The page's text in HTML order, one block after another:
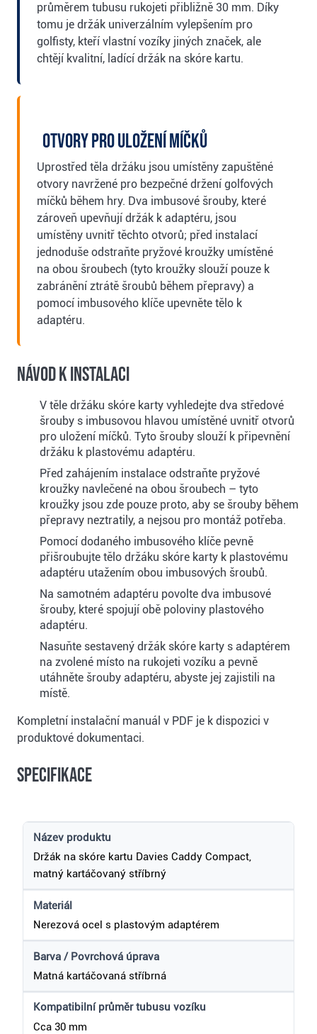
průměrem tubusu rukojeti přibližně 30 mm. Díky
tomu je držák univerzálním vylepšením pro
golfisty, kteří vlastní vozíky jiných značek, ale
chtějí kvalitní, ladící držák na skóre kartu.
Otvory pro uložení míčků
Uprostřed těla držáku jsou umístěny zapuštěné
otvory navržené pro bezpečné držení golfových
míčků během hry. Dva imbusové šrouby, které
zároveň upevňují držák k adaptéru, jsou
umístěny uvnitř těchto otvorů; před instalací
jednoduše odstraňte pryžové kroužky umístěné
na obou šroubech (tyto kroužky slouží pouze k
zabránění ztrátě šroubů během přepravy) a
pomocí imbusového klíče upevněte tělo k
adaptéru.
Návod k instalaci
V těle držáku skóre karty vyhledejte dva středové
šrouby s imbusovou hlavou umístěné uvnitř otvorů
pro uložení míčků. Tyto šrouby slouží k připevnění
držáku k plastovému adaptéru.
Před zahájením instalace odstraňte pryžové
kroužky navlečené na obou šroubech – tyto
kroužky jsou zde pouze proto, aby se šrouby během
přepravy neztratily, a nejsou pro montáž potřeba.
Pomocí dodaného imbusového klíče pevně
přišroubujte tělo držáku skóre karty k plastovému
adaptéru utažením obou imbusových šroubů.
Na samotném adaptéru povolte dva imbusové
šrouby, které spojují obě poloviny plastového
adaptéru.
Nasuňte sestavený držák skóre karty s adaptérem
na zvolené místo na rukojeti vozíku a pevně
utáhněte šrouby adaptéru, abyste jej zajistili na
místě.
Kompletní instalační manuál v PDF je k dispozici v
produktové dokumentaci.
Specifikace
Název produktu
Držák na skóre kartu Davies Caddy Compact,
matný kartáčovaný stříbrný
Materiál
Nerezová ocel s plastovým adaptérem
Barva / Povrchová úprava
Matná kartáčovaná stříbrná
Kompatibilní průměr tubusu vozíku
Cca 30 mm